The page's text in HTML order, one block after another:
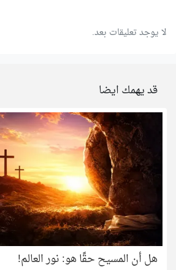
لا يوجد تعليقات بعد.
قد يهمك ايضا
هل أن المسيح حقًا هو: نور العالم!